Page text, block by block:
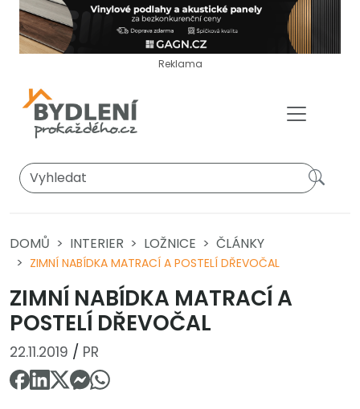
Reklama
DOMŮ INTERIER LOŽNICE ČLÁNKY
ZIMNÍ NABÍDKA MATRACÍ A POSTELÍ DŘEVOČAL
ZIMNÍ NABÍDKA MATRACÍ A
POSTELÍ DŘEVOČAL
22.11.2019 / PR